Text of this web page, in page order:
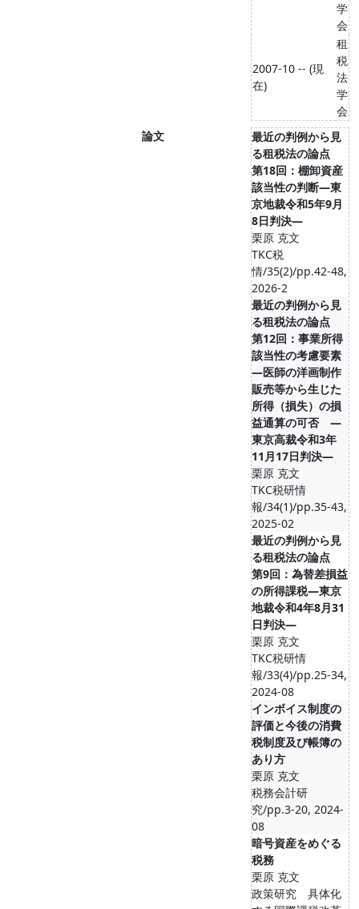
学
会
2007-10 -- (現
在)
租
税
法
学
会
論文
最近の判例から見
る租税法の論点
第18回：棚卸資産
該当性の判断―東
京地裁令和5年9月
8日判決―
栗原 克文
TKC税
情/35(2)/pp.42-48,
2026-2
最近の判例から見
る租税法の論点
第12回：事業所得
該当性の考慮要素
―医師の洋画制作
販売等から生じた
所得（損失）の損
益通算の可否 ―
東京高裁令和3年
11月17日判決―
栗原 克文
TKC税研情
報/34(1)/pp.35-43,
2025-02
最近の判例から見
る租税法の論点
第9回：為替差損益
の所得課税―東京
地裁令和4年8月31
日判決―
栗原 克文
TKC税研情
報/33(4)/pp.25-34,
2024-08
インボイス制度の
評価と今後の消費
税制度及び帳簿の
あり方
栗原 克文
税務会計研
究/pp.3-20, 2024-
08
暗号資産をめぐる
税務
栗原 克文
政策研究 具体化